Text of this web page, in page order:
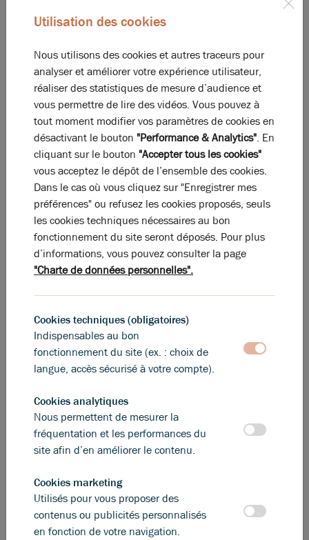
Ces offres peuvent vous intéresser !
Photos (1)
A LOUER - Local d'activité - Trévoux
223 m²non divisibles
26 660
€ HT/HC/an
Utilisation des cookies
Nous utilisons des cookies et autres traceurs pour
analyser et améliorer votre expérience utilisateur,
réaliser des statistiques de mesure d’audience et
vous permettre de lire des vidéos. Vous pouvez à
tout moment modifier vos paramètres de cookies en
désactivant le bouton "Performance & Analytics". En
cliquant sur le bouton "Accepter tous les cookies"
vous acceptez le dépôt de l’ensemble des cookies.
Dans le cas où vous cliquez sur "Enregistrer mes
préférences" ou refusez les cookies proposés, seuls
les cookies techniques nécessaires au bon
fonctionnement du site seront déposés. Pour plus
d’informations, vous pouvez consulter la page
"Charte de données personnelles".
Cookies techniques (obligatoires)
Indispensables au bon
fonctionnement du site (ex. : choix de
langue, accès sécurisé à votre compte).
Cookies analytiques
Nous permettent de mesurer la
fréquentation et les performances du
site afin d’en améliorer le contenu.
Cookies marketing
Utilisés pour vous proposer des
contenus ou publicités personnalisés
en fonction de votre navigation.